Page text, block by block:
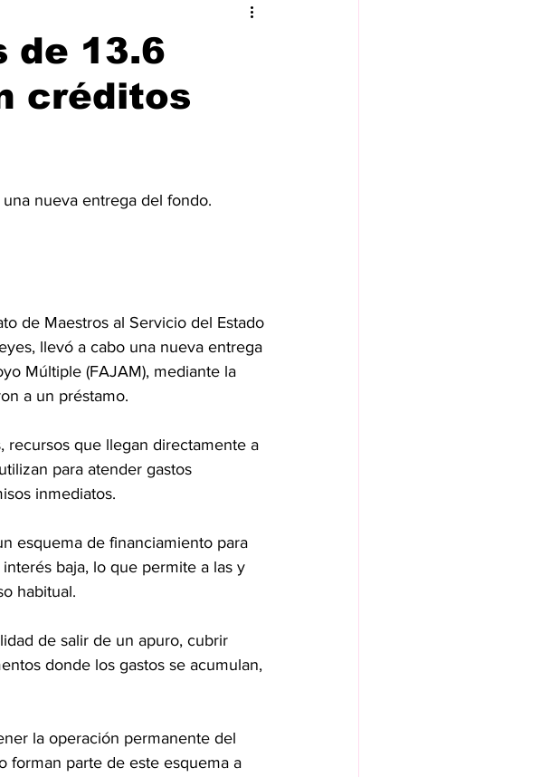
de 13.6
créditos
nueva entrega del fondo.
de Maestros al Servicio del Estado
llevó a cabo una nueva entrega
Múltiple (FAJAM), mediante la
a un préstamo.
recursos que llegan directamente a
para atender gastos
inmediatos.
esquema de financiamiento para
baja, lo que permite a las y
habitual.
de salir de un apuro, cubrir
donde los gastos se acumulan,
la operación permanente del
forman parte de este esquema a